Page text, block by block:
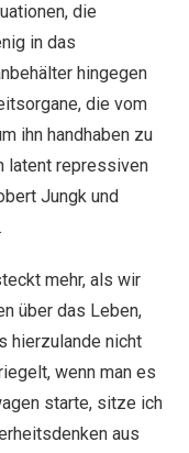
die
in das
hingegen
die vom
ihn handhaben zu
latent repressiven
Jungk und
mehr, als wir
über das Leben,
hierzulande nicht
wenn man es
starte, sitze ich
aus